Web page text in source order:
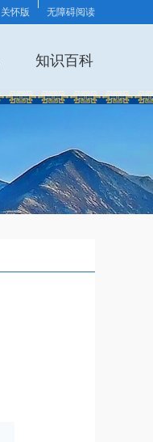
无障碍阅读
关怀版
知识百科